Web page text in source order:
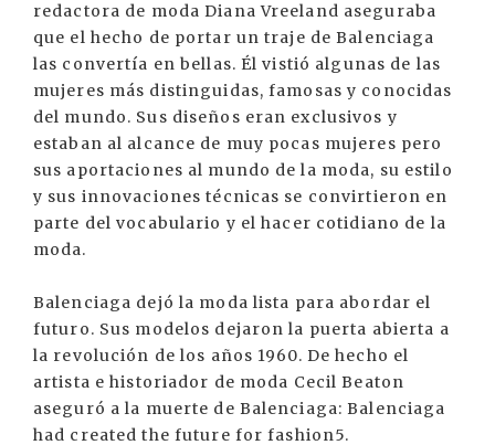
redactora de moda Diana Vreeland aseguraba
que el hecho de portar un traje de Balenciaga
las convertía en bellas. Él vistió algunas de las
mujeres más distinguidas, famosas y conocidas
del mundo. Sus diseños eran exclusivos y
estaban al alcance de muy pocas mujeres pero
sus aportaciones al mundo de la moda, su estilo
y sus innovaciones técnicas se convirtieron en
parte del vocabulario y el hacer cotidiano de la
moda.
Balenciaga dejó la moda lista para abordar el
futuro. Sus modelos dejaron la puerta abierta a
la revolución de los años 1960. De hecho el
artista e historiador de moda Cecil Beaton
aseguró a la muerte de Balenciaga: Balenciaga
had created the future for fashion5.